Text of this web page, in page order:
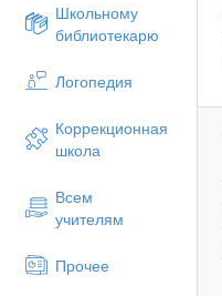
Школьному
библиотекарю
Логопедия
Коррекционная
школа
Всем
учителям
Прочее